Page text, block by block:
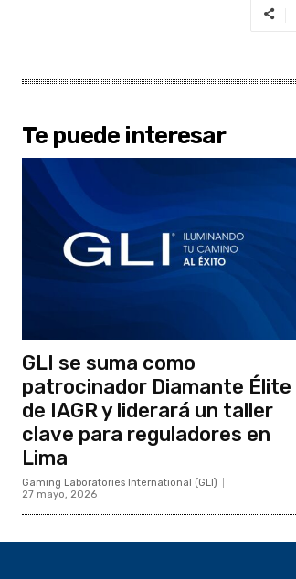
Te puede interesar
GLI se suma como
patrocinador Diamante Élite
de IAGR y liderará un taller
clave para reguladores en
Lima
Gaming Laboratories International (GLI)
27 mayo, 2026